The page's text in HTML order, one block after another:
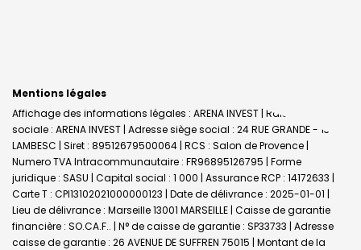
Mentions légales
Affichage des informations légales : ARENA INVEST | Raison
sociale : ARENA INVEST | Adresse siège social : 24 RUE GRANDE - 13410
LAMBESC | Siret : 89512679500064 | RCS : Salon de Provence |
Numero TVA Intracommunautaire : FR96895126795 | Forme
juridique : SASU | Capital social : 1 000 | Assurance RCP : 14172633 |
Carte T : CPI13102021000000123 | Date de délivrance : 2025-01-01 |
Lieu de délivrance : Marseille 13001 MARSEILLE | Caisse de garantie
financière : SO.CA.F.. | N° de caisse de garantie : SP33733 | Adresse
caisse de garantie : 26 AVENUE DE SUFFREN 75015 | Montant de la